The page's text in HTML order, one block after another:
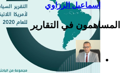
اسماعيل الرزاوي
المساهمون في التقارير